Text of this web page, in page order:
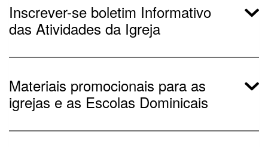
Inscrever-se boletim Informativo
das Atividades da Igreja
Materiais promocionais para as
igrejas e as Escolas Dominicais